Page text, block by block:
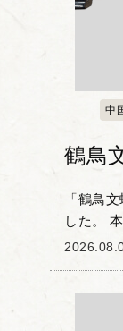
中
鶴鳥
「鶴鳥
した。
の光彩が